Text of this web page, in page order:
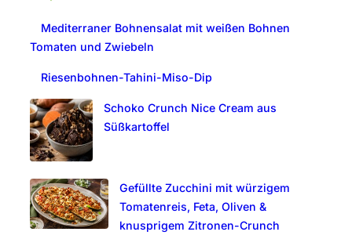
Mediterraner Bohnensalat mit weißen Bohnen
Tomaten und Zwiebeln
Riesenbohnen-Tahini-Miso-Dip
Schoko Crunch Nice Cream aus
Süßkartoffel
Gefüllte Zucchini mit würzigem
Tomatenreis, Feta, Oliven &
knusprigem Zitronen-Crunch